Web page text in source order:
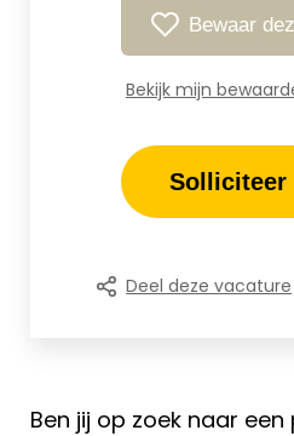
Ben jij op zoek naar
Bewaar
Bekijk mijn
Solliciteer
Deel deze vacature